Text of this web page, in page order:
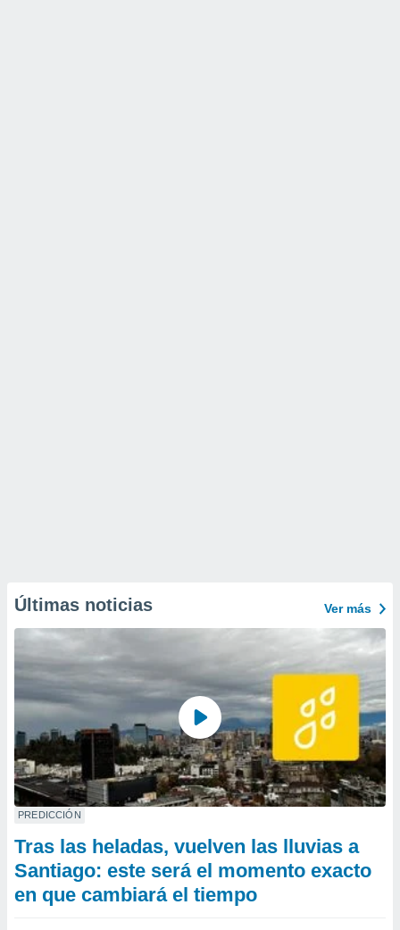
Últimas noticias Ver más
PREDICCIÓN
Tras las heladas, vuelven las lluvias a
Santiago: este será el momento exacto
en que cambiará el tiempo